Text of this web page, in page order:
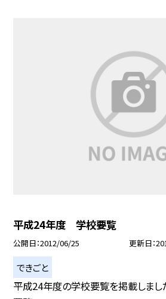
平成24年度 学校要覧
公開日 2012/06/25 更新日
できごと
平成24年度の学校要覧を掲載しまし